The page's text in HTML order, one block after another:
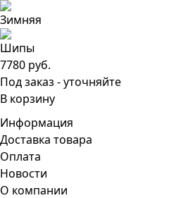
7780 руб.
Под заказ - уточняйте
В корзину
Информация
Доставка товара
Оплата
Новости
О компании